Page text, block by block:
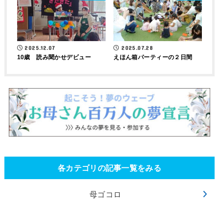
2025.12.07
10歳 読み聞かせデビュー
2025.07.28
えほん箱パーティーの２日間
各カテゴリの記事一覧をみる
母ゴコロ